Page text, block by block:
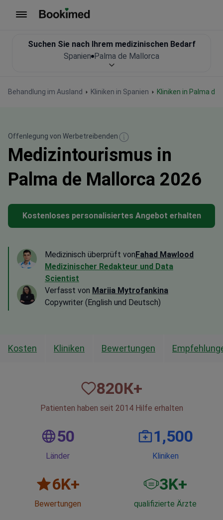
Behandlung im Ausland Kliniken in Spanien Kliniken in Palma
Suchen Sie nach Ihrem medizinischen Bedarf
Spanien Palma de Mallorca
Offenlegung von Werbetreibenden
Medizintourismus in
Palma de Mallorca 2026
Kostenloses personalisiertes Angebot erhalten
Medizinisch überprüft vonFahad Mawlood
Medizinischer Redakteur und Data
Scientist
Verfasst von Mariia Mytrofankina
Copywriter (English und Deutsch)
Kosten Kliniken Bewertungen
820К+
Patienten haben seit 2014 Hilfe erhalten
50
Länder
1,500
Kliniken
6K+
Bewertungen
3K+
qualifizierte Ärzte